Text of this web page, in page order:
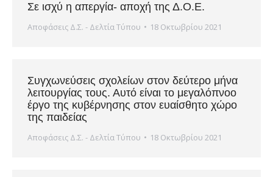
Σε ισχύ η απεργία- αποχή της Δ.Ο.Ε.
Αποφάσεις Δ.Σ. - Δελτία Τύπου 18 Οκτωβρίου 2021
Συγχωνεύσεις σχολείων στον δεύτερο μήνα
λειτουργίας τους. Αυτό είναι το μεγαλόπνοο
έργο της κυβέρνησης στον ευαίσθητο χώρο
της παιδείας
Αποφάσεις Δ.Σ. - Δελτία Τύπου 18 Οκτωβρίου 2021